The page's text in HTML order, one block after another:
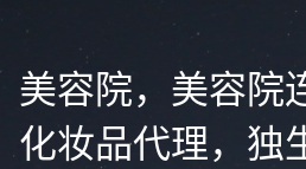
美容院，美容院
化妆品代理，独